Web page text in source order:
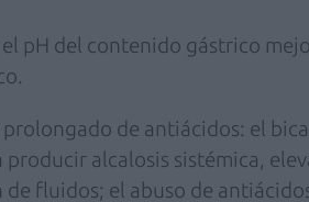
pH del contenido gástrico
de antiácidos: el
alcalosis sistémica,
fluidos; el abuso de